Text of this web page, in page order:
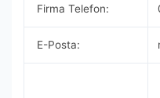
Firma Telefon:
E-Posta: